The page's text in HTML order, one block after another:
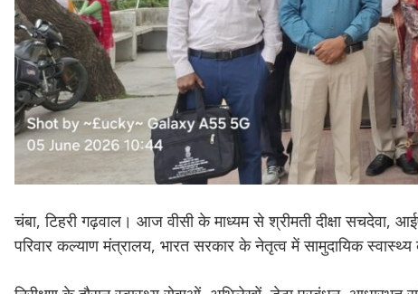
चंबा, टिहरी गढ़वाल। आज वीसी के माध्यम से श्रीमती दीक्षा
परिवार कल्याण मंत्रालय, भारत सरकार के नेतृत्व में सामुदायिक स्वास्थ्य